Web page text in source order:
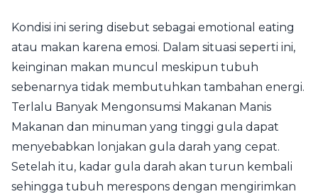
Kondisi ini sering disebut sebagai emotional eating
atau makan karena emosi. Dalam situasi seperti ini,
keinginan makan muncul meskipun tubuh
sebenarnya tidak membutuhkan tambahan energi.
Terlalu Banyak Mengonsumsi Makanan Manis
Makanan dan minuman yang tinggi gula dapat
menyebabkan lonjakan gula darah yang cepat.
Setelah itu, kadar gula darah akan turun kembali
sehingga tubuh merespons dengan mengirimkan